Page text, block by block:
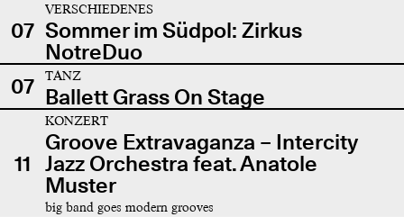
07
VERSCHIEDENES
Sommer im Südpol: Zirkus
NotreDuo
07
TANZ
Ballett Grass On Stage
11
KONZERT
Groove Extravaganza – Intercity
Jazz Orchestra feat. Anatole
Muster
big band goes modern grooves